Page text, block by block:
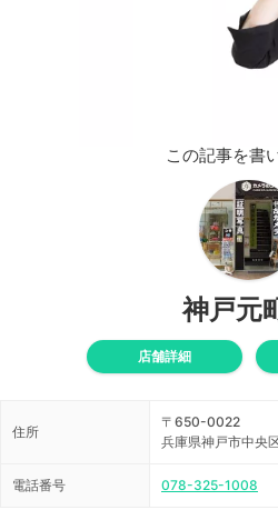
この記事を書
神戸元
店舗詳細
住所
〒650-0022
兵庫県神戸市中央
電話番号 078-325-1008